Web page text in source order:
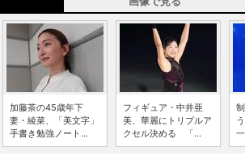
加藤茶の45歳年下
妻・綾菜、「美文字」
手書き勉強ノート...
フィギュア・中井亜
美、華麗にトリプルア
クセル決める 「...